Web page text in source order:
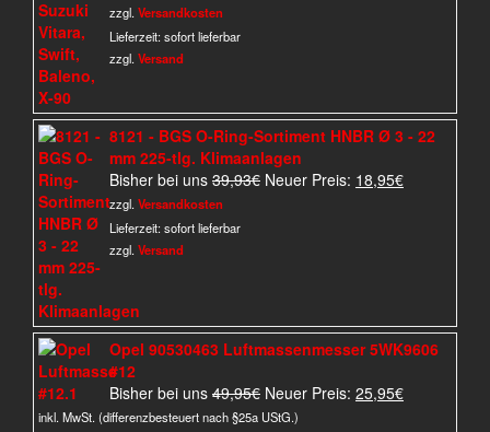
zzgl. Versandkosten
Lieferzeit:sofort lieferbar
zzgl. Versand
8121 - BGS O-Ring-Sortiment HNBR Ø 3 - 22
mm 225-tlg. Klimaanlagen
Bisher bei uns 39,93€ Ursprünglicher
Neuer Preis: 18,95€Aktueller
zzgl. Versandkosten
Lieferzeit:sofort lieferbar
zzgl. Versand
Opel 90530463 Luftmassenmesser 5WK9606
#12
Bisher bei uns 49,95€ Ursprünglicher
Preis
Neuer Preis: 25,95€Aktueller
inkl. MwSt. (differenzbesteuert nach §25a UStG.)